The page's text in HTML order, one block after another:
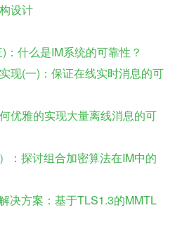
设计
：什么是IM系统的可靠性？
现(一)：保证在线实时消息的可
优雅的实现大量离线消息的可
：探讨组合加密算法在IM中的
决方案：基于TLS1.3的MMTL